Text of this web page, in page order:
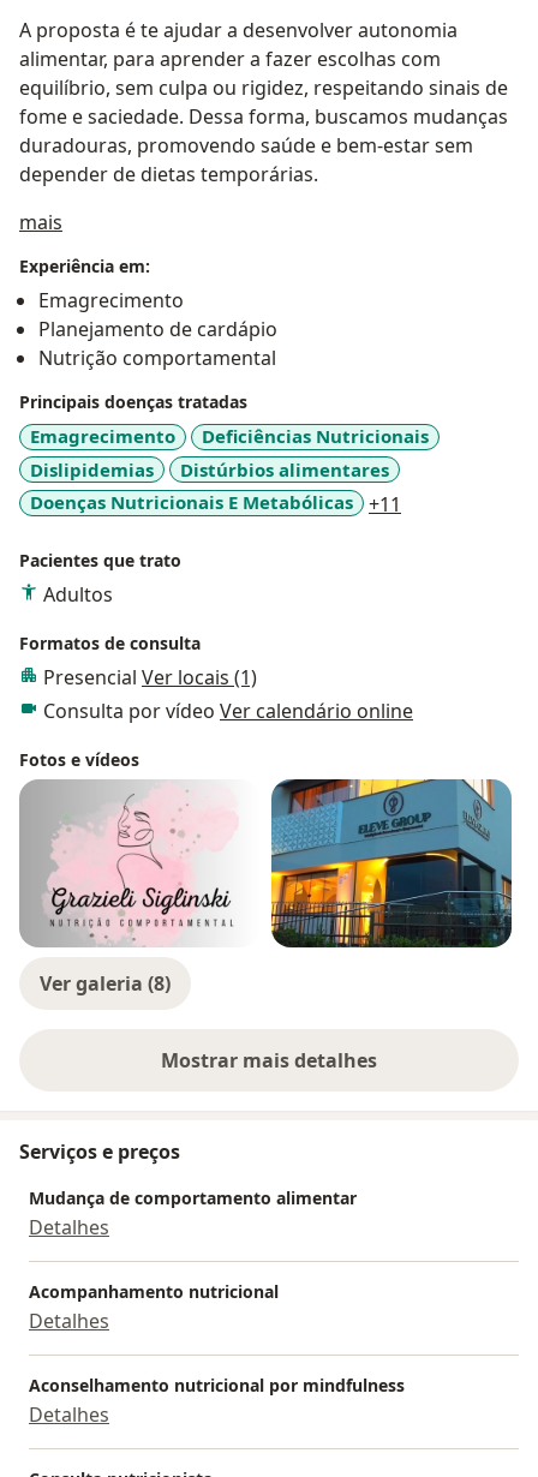
A proposta é te ajudar a desenvolver autonomia
alimentar, para aprender a fazer escolhas com
equilíbrio, sem culpa ou rigidez, respeitando sinais de
fome e saciedade. Dessa forma, buscamos mudanças
duradouras, promovendo saúde e bem-estar sem
depender de dietas temporárias.
mais
Experiência em:
Emagrecimento
Planejamento de cardápio
Nutrição comportamental
Principais doenças tratadas
Emagrecimento
Deficiências Nutricionais
Dislipidemias
Distúrbios alimentares
Doenças Nutricionais E Metabólicas
+11
Pacientes que trato
Adultos
Formatos de consulta
Presencial Ver locais (1)
Consulta por vídeo Ver calendário online
Fotos e vídeos
Ver galeria (8)
Mostrar mais detalhes
sobre a experiência
Serviços e preços
Mudança de comportamento alimentar
Detalhes
Acompanhamento nutricional
Detalhes
Aconselhamento nutricional por mindfulness
Detalhes